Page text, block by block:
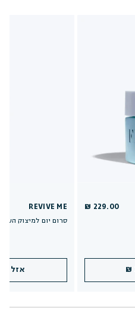
229.00 ₪
REVIVE ME
סרום יום למיצוק העור
אזל